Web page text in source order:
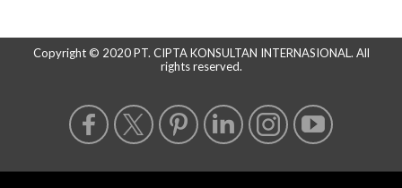
Copyright © 2020 PT. CIPTA KONSULTAN INTERNASIONAL. All
rights reserved.